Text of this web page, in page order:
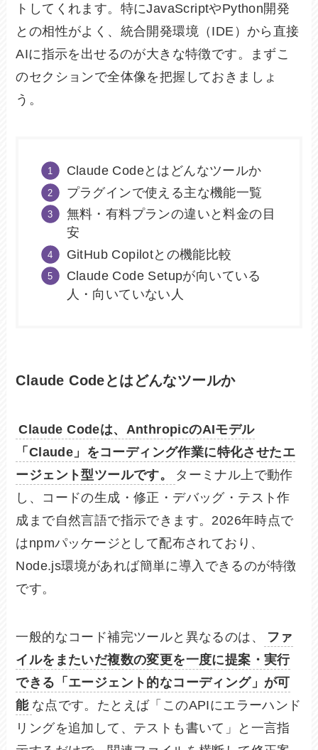
トしてくれます。特にJavaScriptやPython開発
との相性がよく、統合開発環境（IDE）から直接
AIに指示を出せるのが大きな特徴です。まずこ
のセクションで全体像を把握しておきましょ
う。
Claude Codeとはどんなツールか
プラグインで使える主な機能一覧
無料・有料プランの違いと料金の目
安
GitHub Copilotとの機能比較
Claude Code Setupが向いている
人・向いていない人
Claude Codeとはどんなツールか
Claude Codeは、AnthropicのAIモデル
「Claude」をコーディング作業に特化させたエ
ージェント型ツールです。
ターミナル上で動作
し、コードの生成・修正・デバッグ・テスト作
成まで自然言語で指示できます。2026年時点で
はnpmパッケージとして配布されており、
Node.js環境があれば簡単に導入できるのが特徴
です。
一般的なコード補完ツールと異なるのは、
ファ
イルをまたいだ複数の変更を一度に提案・実行
できる「エージェント的なコーディング」が可
能 な点です。たとえば「このAPIにエラーハンド
リングを追加して、テストも書いて」と一言指